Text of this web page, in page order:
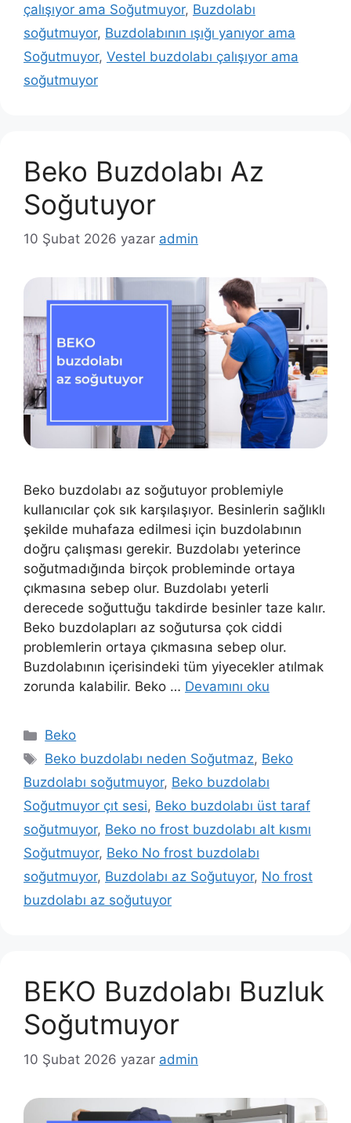
çalışıyor ama Soğutmuyor, Buzdolabı
soğutmuyor, Buzdolabının ışığı yanıyor ama
Soğutmuyor, Vestel buzdolabı çalışıyor ama
soğutmuyor
Beko Buzdolabı Az
Soğutuyor
10 Şubat 2026 yazar admin
Beko buzdolabı az soğutuyor problemiyle
kullanıcılar çok sık karşılaşıyor. Besinlerin sağlıklı
şekilde muhafaza edilmesi için buzdolabının
doğru çalışması gerekir. Buzdolabı yeterince
soğutmadığında birçok probleminde ortaya
çıkmasına sebep olur. Buzdolabı yeterli
derecede soğuttuğu takdirde besinler taze kalır.
Beko buzdolapları az soğutursa çok ciddi
problemlerin ortaya çıkmasına sebep olur.
Buzdolabının içerisindeki tüm yiyecekler atılmak
zorunda kalabilir. Beko … Devamını oku
Kategoriler
Beko
Etiketler
Beko buzdolabı neden Soğutmaz, Beko
Buzdolabı soğutmuyor, Beko buzdolabı
Soğutmuyor çıt sesi, Beko buzdolabı üst taraf
soğutmuyor, Beko no frost buzdolabı alt kısmı
Soğutmuyor, Beko No frost buzdolabı
soğutmuyor, Buzdolabı az Soğutuyor, No frost
buzdolabı az soğutuyor
BEKO Buzdolabı Buzluk
Soğutmuyor
10 Şubat 2026 yazar admin